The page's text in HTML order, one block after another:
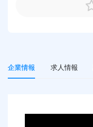
企業情報 求人情報